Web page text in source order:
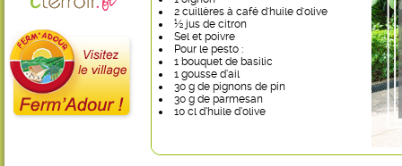
2 cuillères à café d'huile d'olive
½ jus de citron
Sel et poivre
Pour le pesto :
1 bouquet de basilic
1 gousse d’ail
30 g de pignons de pin
30 g de parmesan
10 cl d’huile d’olive